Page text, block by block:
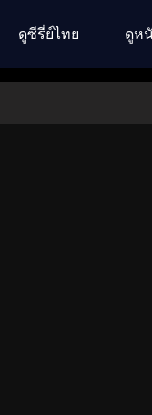
ดูซีรี่ย์ไทย ดูห